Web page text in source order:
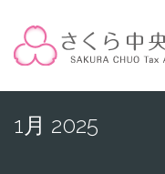
1月 2025